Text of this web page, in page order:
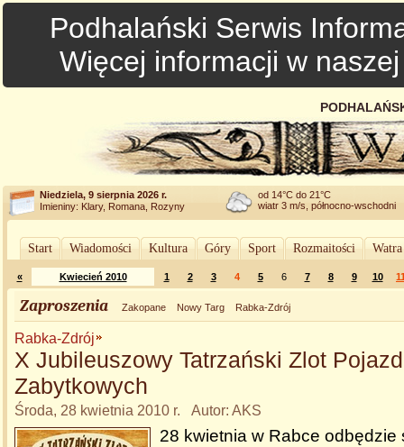
Podhalański Serwis
Więcej informacji w
Niedziela, 9 sierpnia 2026 r.
Imieniny: Klary, Romana, Rozyny
od 14°C do 21°C
wiatr 3 m/s, północno-wschodni
Start Wiadomości Kultura Góry Sport Rozmaitości
« Kwiecień 2010 1 2 3 4 5 6 7 8 9 10
Zaproszenia Zakopane Nowy Targ Rabka-Zdrój
Rabka-Zdrój
X Jubileuszowy Tatrzański Zlot
Zabytkowych
Środa, 28 kwietnia 2010 r. Autor: AKS
28 kwietnia w Rabce odbędzie